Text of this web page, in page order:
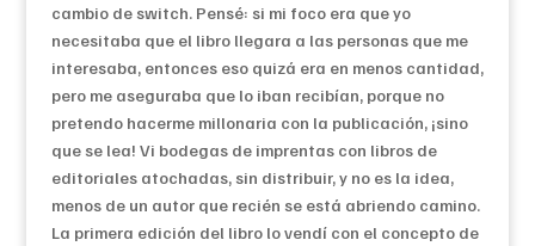
cambio de switch. Pensé: si mi foco era que yo
necesitaba que el libro llegara a las personas que me
interesaba, entonces eso quizá era en menos cantidad,
pero me aseguraba que lo iban recibían, porque no
pretendo hacerme millonaria con la publicación, ¡sino
que se lea! Vi bodegas de imprentas con libros de
editoriales atochadas, sin distribuir, y no es la idea,
menos de un autor que recién se está abriendo camino.
La primera edición del libro lo vendí con el concepto de